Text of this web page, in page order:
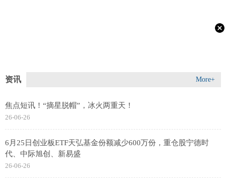
资讯 More+
焦点短讯！“摘星脱帽”，冰火两重天！
26-06-26
6月25日创业板ETF天弘基金份额减少600万份，重仓股宁德时
代、中际旭创、新易盛
26-06-26